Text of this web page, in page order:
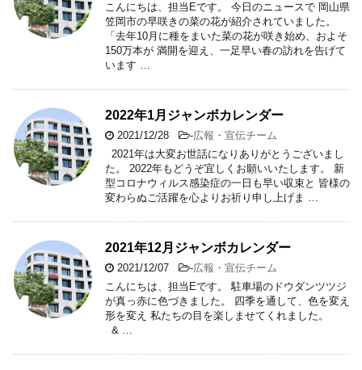
こんにちは、担当Eです。 今日のニュースで 岡山県
笠岡市の早咲きの菜の花が紹介されていました。
「去年10月に種をまいた菜の花が咲き始め、およそ
150万本が 満開を迎え、一足早い春の訪れを告げて
います …
2022年1月ジャンボカレンダー
2021/12/28 -広報・宣伝チーム
2021年は大変お世話になりありがとうございまし
た。 2022年もどうぞ宜しくお願いいたします。 新
型コロナウィルス感染症の一日も早い収束と 皆様の
変わらぬご活躍を心よりお祈り申し上げま …
2021年12月ジャンボカレンダー
2021/12/07 -広報・宣伝チーム
こんにちは、担当Eです。 駐車場のドウダンツツジ
が真っ赤に色づきました。 四季を通して、色を変え
形を変え 私たちの目を楽しませてくれました。
& …